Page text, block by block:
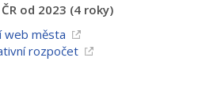
od 2023 (4 roky)
web města
rozpočet